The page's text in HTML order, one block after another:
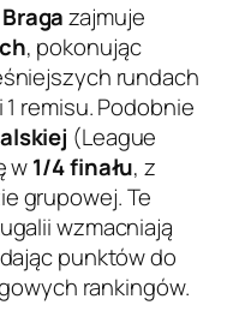
zajmuje
, pokonując
rundach
remisu. Podobnie
(League
w1/4 finału, z
grupowej. Te
wzmacniają
punktów do
rankingów.